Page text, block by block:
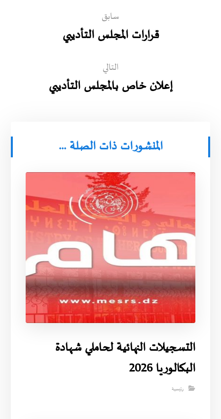
سابق
قرارات المجلس التأديبي
التالي
إعلان خاص بالمجلس التأديبي
المنشورات ذات الصلة ...
التسجيلات النهائية لحاملي شهادة
البكالوريا 2026
رئيسية